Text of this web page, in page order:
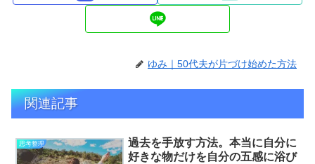
ゆみ｜50代夫が片づけ始めた方法
関連記事
思考整理
過去を手放す方法。本当に自分に
好きな物だけを自分の五感に浴び